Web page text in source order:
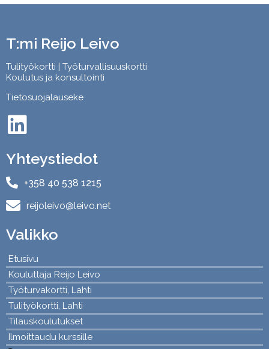
T:mi Reijo Leivo
Tulityökortti | Työturvallisuuskortti
Koulutus ja konsultointi
Tietosuojalauseke
Yhteystiedot
+358 40 538 1215
reijoleivo@leivo.net
Valikko
Etusivu
Kouluttaja Reijo Leivo
Työturvakortti, Lahti
Tulityökortti, Lahti
Tilauskoulutukset
Ilmoittaudu kurssille